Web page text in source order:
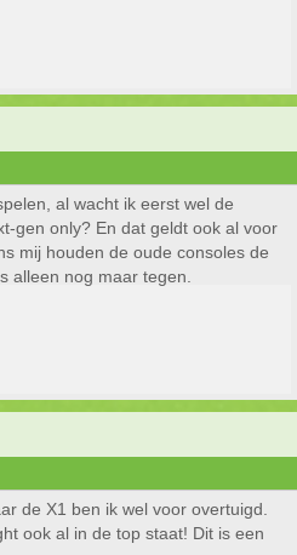
4, Xbox One)
3DS)
4, Xbox One)
4, Xbox One)
al wacht ik eerst wel de
gen only? En dat geldt ook al voor
mij houden de oude consoles de
alleen nog maar tegen.
de X1 ben ik wel voor overtuigd.
ook al in de top staat! Dit is een